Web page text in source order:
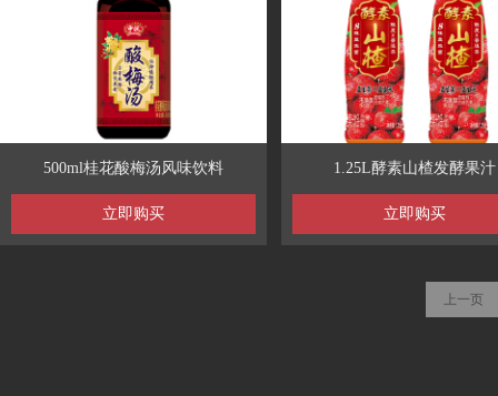
500ml桂花酸梅汤风味饮料
立即购买
1.25L酵素山楂发酵果汁
立即购买
上一页